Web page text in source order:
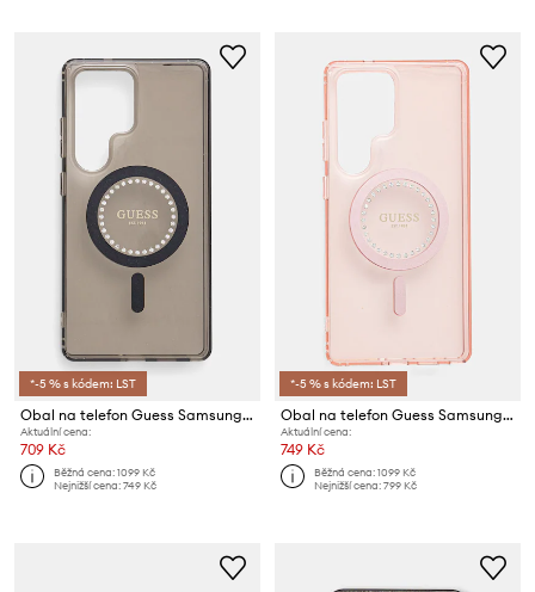
*-5 % s kódem: LST
Obal na telefon Guess Samsung Galaxy S25 Ultra
Aktuální cena:
709 Kč
Běžná cena:1099 Kč
Nejnižší cena:749 Kč
*-5 % s kódem: LST
Obal na telefon Guess Samsung Galaxy S25 Ultra
Aktuální cena:
749 Kč
Běžná cena:1099 Kč
Nejnižší cena:799 Kč